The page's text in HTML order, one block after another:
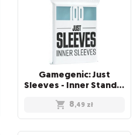
Gamegenic: Just
Sleeves - Inner Standard Card Game Sleeves (64x89 mm), 100 sztuk
8,49 zł